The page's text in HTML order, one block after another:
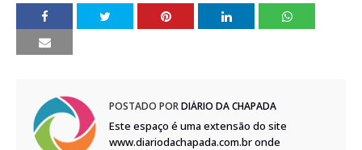
POSTADO PORDIÁRIO DA CHAPADA
Este espaço é uma extensão do site
www.diariodachapada.com.br onde